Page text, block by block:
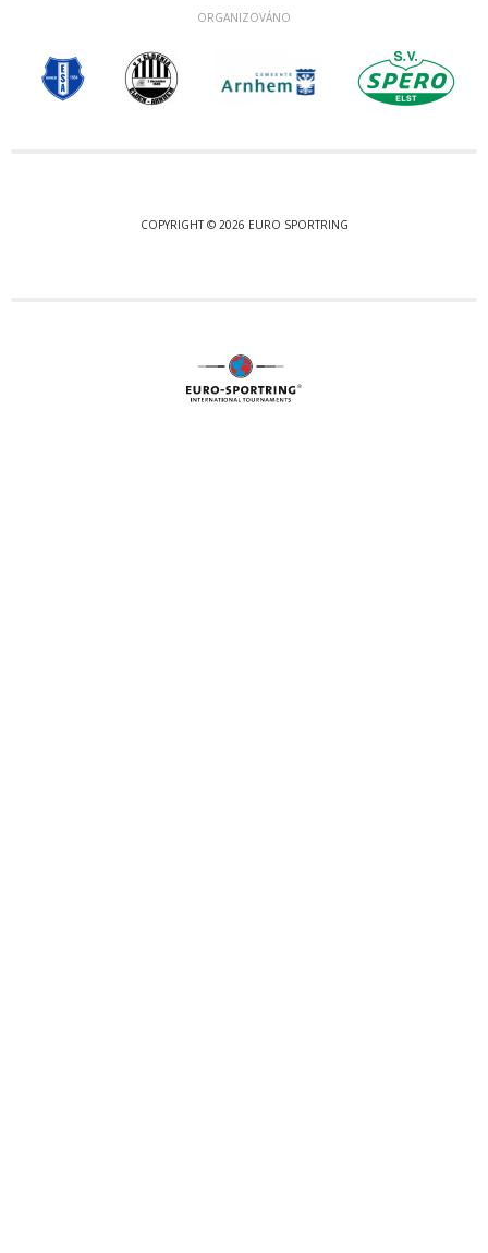
ORGANIZOVÁNO
COPYRIGHT © 2026 EURO SPORTRING